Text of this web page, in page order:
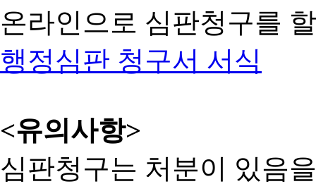
온라인으로 심판청구를
행정심판 청구서 서식
<유의사항>
심판청구는 처분이 있음